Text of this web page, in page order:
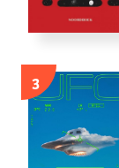
3